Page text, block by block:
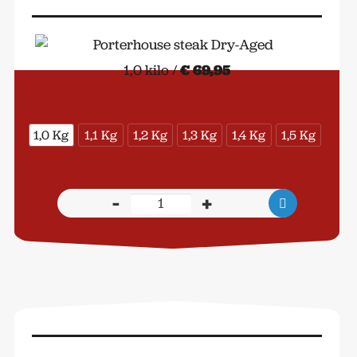
1,0 kilo /€ 69,95
1,0 Kg 1,1 Kg 1,2 Kg 1,3 Kg 1,4 Kg 1,5 Kg
-
Porterhouse
steak
Dry-
+